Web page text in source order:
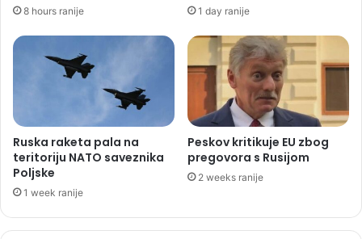
8 hours ranije 1 day ranije
Ruska raketa pala na
teritoriju NATO saveznika
Poljske
1 week ranije
Peskov kritikuje EU zbog
pregovora s Rusijom
2 weeks ranije